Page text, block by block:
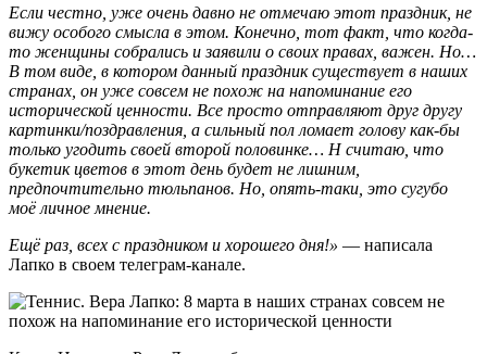
Если честно, уже очень давно не отмечаю этот праздник, не
вижу особого смысла в этом. Конечно, тот факт, что когда-
то женщины собрались и заявили о своих правах, важен. Но…
В том виде, в котором данный праздник существует в наших
странах, он уже совсем не похож на напоминание его
исторической ценности. Все просто отправляют друг другу
картинки/поздравления, а сильный пол ломает голову как-бы
только угодить своей второй половинке… Н считаю, что
букетик цветов в этот день будет не лишним,
предпочтительно тюльпанов. Но, опять-таки, это сугубо
моё личное мнение.
Ещё раз, всех с праздником и хорошего дня!» — написала
Лапко в своем телеграм-канале.